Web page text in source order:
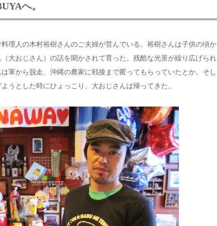
へ。
理人の木村裕樹さんのご夫婦が営んでいる。裕樹さんは子供の頃か
大おじさん）の話を聞かされて育った。残酷な光景が繰り広げられ
軍から脱走、沖縄の農家に戦後まで匿ってもらっていたとか。そし
うとした時にひょっこり、大おじさんは帰ってきた。